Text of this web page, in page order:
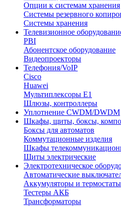
Опции к системам хранения
Системы резервного
Системы хранения
Телевизионное
PBI
Абонентское оборудование
Видеопроекторы
Телефония/VoIP
Cisco
Huawei
Мультиплексоры E1
Шлюзы, контроллеры
Уплотнение CWDM/DWDM
Шкафы, щиты, боксы,
Боксы для автоматов
Коммутационные изделия
Шкафы
Щиты электрические
Электротехническое
Автоматические
Аккумуляторы и термостаты
Тестеры АКБ
Трансформаторы